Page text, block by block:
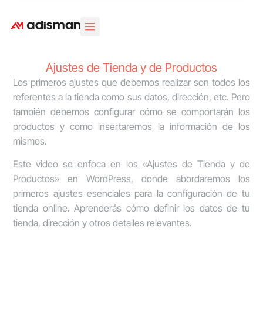
Ajustes de Tienda y de Productos
Los primeros ajustes que debemos realizar son todos los
referentes a la tienda como sus datos, dirección, etc. Pero
también debemos configurar cómo se comportarán los
productos y como insertaremos la información de los
mismos.
Este video se enfoca en los «Ajustes de Tienda y de
Productos» en WordPress, donde abordaremos los
primeros ajustes esenciales para la configuración de tu
tienda online. Aprenderás cómo definir los datos de tu
tienda, dirección y otros detalles relevantes.